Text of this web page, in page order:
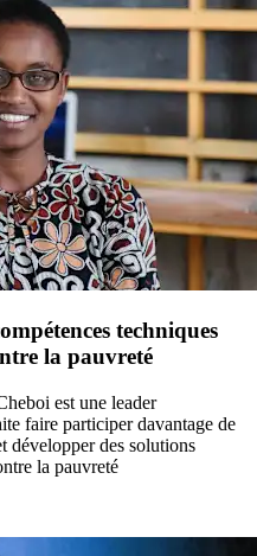
techniques
la pauvreté
est une leader
faire participer davantage de
développer des solutions
la pauvreté